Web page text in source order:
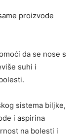
proizvode
da se nose s
suhi i
sistema biljke,
i aspirina
na bolesti i